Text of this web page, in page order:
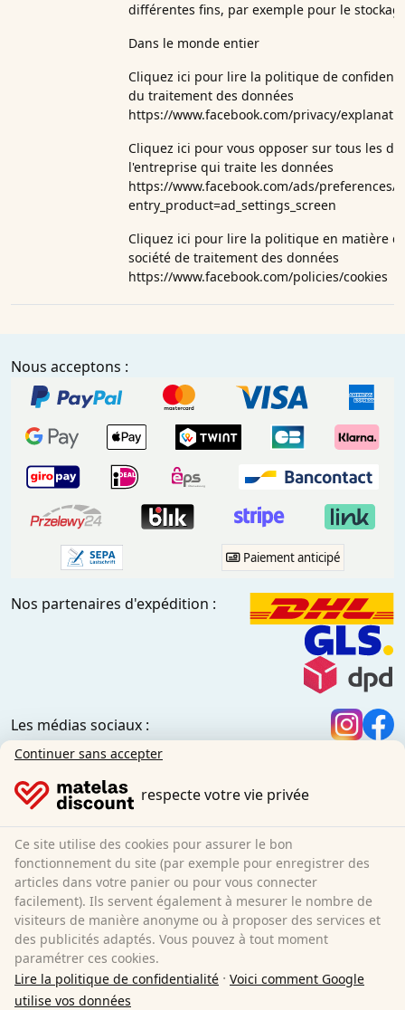
différentes fins, par exemple pour le
Dans le monde entier
Cliquez ici pour lire la politique de
du traitement des données
https://www.facebook.com/privacy/
Cliquez ici pour vous opposer sur tous les
l'entreprise qui traite les données
https://www.facebook.com/ads/preferences/?
entry_product=ad_settings_screen
Cliquez ici pour lire la politique en matière
société de traitement des données
https://www.facebook.com/policies/cookies
Nous acceptons :
Paiement anticipé
Nos partenaires d'expédition :
Les médias sociaux :
Informations générales :
Conditions d'expédition
CGV (clients privés)
CGV (clients professionnels)
Protection des données
Cookies
Information sur le droit de rétractation
Mentions légales
Résilier le contrat
Sleezzz GmbH
Continuer sans accepter
respecte votre vie privée
Ce site utilise des cookies pour assurer le bon
fonctionnement du site (par exemple pour enregistrer des
articles dans votre panier ou pour vous connecter
facilement). Ils servent également à mesurer le nombre de
visiteurs de manière anonyme ou à proposer des services et
des publicités adaptés. Vous pouvez à tout moment
paramétrer ces cookies.
Lire la politique de confidentialité · Voici comment Google
utilise vos données